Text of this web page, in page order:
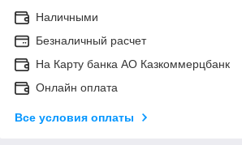
Наличными
Безналичный расчет
На Карту банка АО Казкоммерцбанк
Онлайн оплата
Все условия оплаты